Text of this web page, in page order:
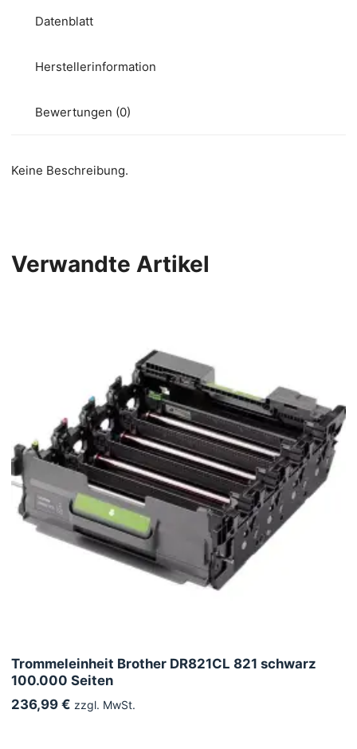
Datenblatt
Herstellerinformation
Bewertungen (0)
Keine Beschreibung.
Verwandte Artikel
Trommeleinheit Brother DR821CL 821 schwarz
100.000 Seiten
236,99 € zzgl. MwSt.